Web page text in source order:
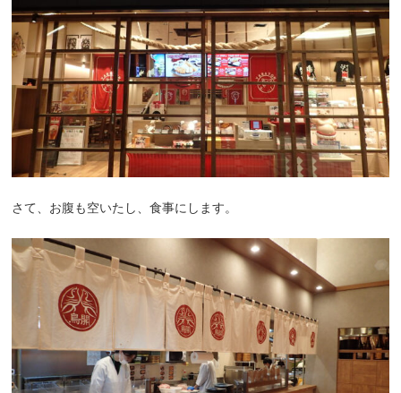
さて、お腹も空いたし、食事にします。